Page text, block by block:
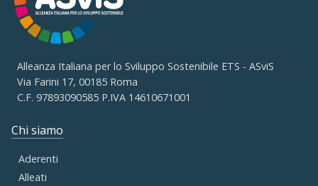
Alleanza Italiana per lo Sviluppo Sostenibile ETS - ASviS
Via Farini 17, 00185 Roma
C.F. 97893090585 P.IVA 14610671001
Chi siamo
Aderenti
Alleati